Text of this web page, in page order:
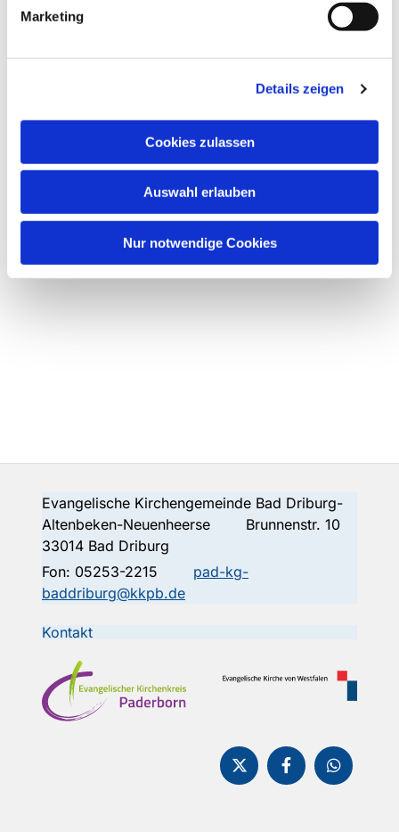
Marketing
Details zeigen
Cookies zulassen
Auswahl erlauben
Nur notwendige Cookies
Evangelische Kirchengemeinde Bad Driburg-
Altenbeken-Neuenheerse Brunnenstr. 10
33014 Bad Driburg
Fon: 05253-2215
pad-kg-
baddriburg@kkpb.de
Kontakt